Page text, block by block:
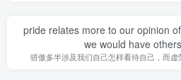
pride relates more to our opinion
we would have
骄傲多半涉及我们自己怎样看待自己，而